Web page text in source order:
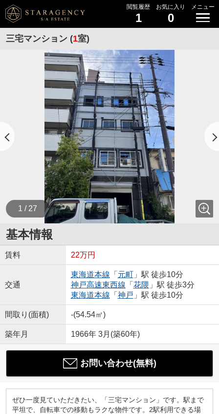
閲覧履歴
1
お気に入り
0
メニュー
三宅マンション (1室)
1 / 27
基本情報
賃料 22万円
交通
東海道本線 「 元町」駅 徒歩10分
神戸高速東西線 「 花隈」駅 徒歩3分
東海道本線 「 神戸 」駅 徒歩10分
間取り(面積) -(54.54㎡)
築年月 1966年 3月(築60年)
お問い合わせ(無料)
ぜひ一度見ていただきたい、「三宅マンション」です。駅まで
平坦で、自転車での移動もラクな物件です。2駅利用できる場